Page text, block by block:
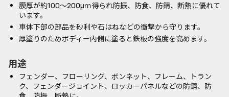
膜厚が約100～200μｍ得られ防振、防食、防錆、断熱に優れて
います。
車体下部の部品を砂利や石はねなどの衝撃から守ります。
厚塗りのためボディー内側に塗ると鉄板の強度を高めます。
用途
フェンダー、フローリング、ボンネット、フレーム、トラン
ク、フェンダージョイント、ロッカーパネルなどの防錆、防